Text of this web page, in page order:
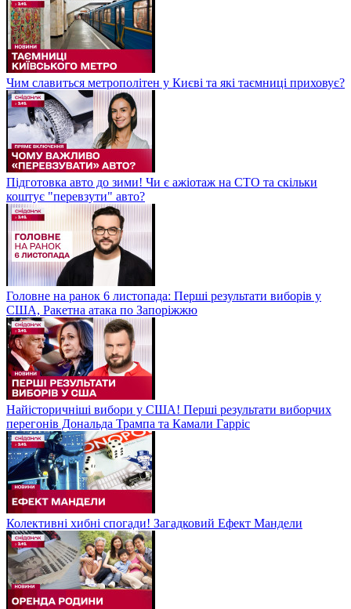
Чим славиться метрополітен у Києві та які таємниці приховує?
Підготовка авто до зими! Чи є ажіотаж на СТО та скільки
коштує "перевзути" авто?
Головне на ранок 6 листопада: Перші результати виборів у
США, Ракетна атака по Запоріжжю
Найісторичніші вибори у США! Перші результати виборчих
перегонів Дональда Трампа та Камали Гарріс
Колективні хибні спогади! Загадковий Ефект Мандели